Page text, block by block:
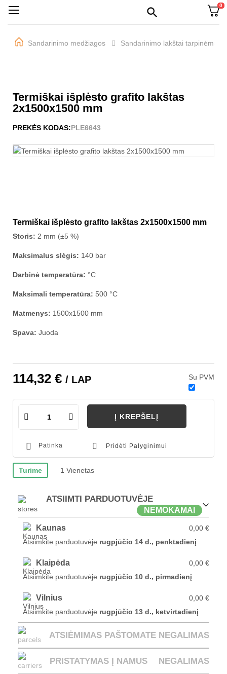

0
Perjungti
☰
Sandarinimo medžiagos Sandarinimo lakštai tarpinėms
Termiškai išplėsto grafito lakštas
2x1500x1500 mm
PREKĖS KODAS:PLE6643
Termiškai išplėsto grafito lakštas 2x1500x1500 mm
Storis: 2 mm (±5 %)
Maksimalus slėgis: 140 bar
Darbinė temperatūra: °C
Maksimali temperatūra: 500 °C
Matmenys: 1500x1500 mm
Spava: Juoda
114,32 € / LAP Su PVM
Į KREPŠELĮ
Patinka Pridėti Palyginimui
Turime 1 Vienetas
ATSIIMTI PARDUOTUVĖJE
NEMOKAMAI
Kaunas
0,00 €
Atsiimkite parduotuvėje rugpjūčio 14 d., penktadienį
Klaipėda
0,00 €
Atsiimkite parduotuvėje rugpjūčio 10 d., pirmadienį
Vilnius
0,00 €
Atsiimkite parduotuvėje rugpjūčio 13 d., ketvirtadienį
ATSIĖMIMAS PAŠTOMATE NEGALIMAS
PRISTATYMAS Į NAMUS NEGALIMAS